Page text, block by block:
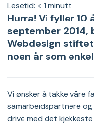
Lesetid: < 1 minutt
Hurra! Vi fyller 10
september 2014,
Webdesign
noen år som
Vi ønsker å takke våre
samarbeidspartnere
drive med det